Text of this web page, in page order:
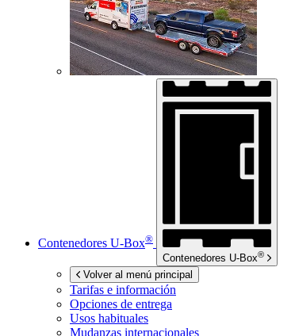
Contenedores U-Box®
Contenedores U-Box®
Volver al menú principal
Tarifas e información
Opciones de entrega
Usos habituales
Mudanzas internacionales